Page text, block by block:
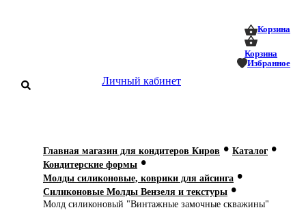
Корзина
Корзина
Избранное
Личный кабинет
Главная магазин для кондитеров Киров • Каталог •
Кондитерские формы •
Молды силиконовые, коврики для айсинга •
Силиконовые Молды Вензеля и текстуры •
Молд силиконовый "Винтажные замочные скважины"